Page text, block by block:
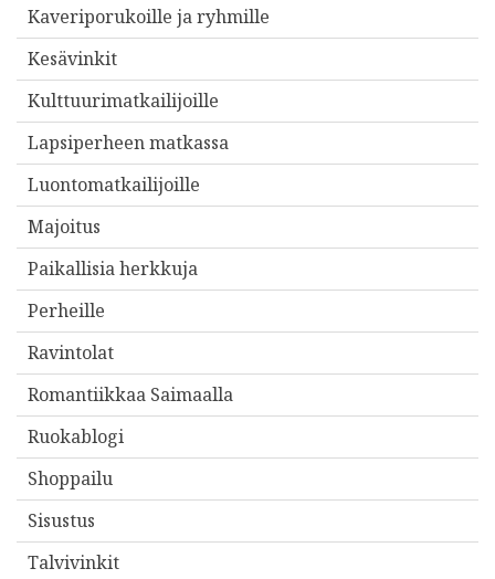
Kaveriporukoille ja ryhmille
Kesävinkit
Kulttuurimatkailijoille
Lapsiperheen matkassa
Luontomatkailijoille
Majoitus
Paikallisia herkkuja
Perheille
Ravintolat
Romantiikkaa Saimaalla
Ruokablogi
Shoppailu
Sisustus
Talvivinkit